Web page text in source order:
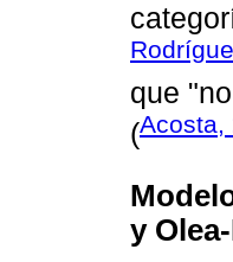
que
(Acosta,
y